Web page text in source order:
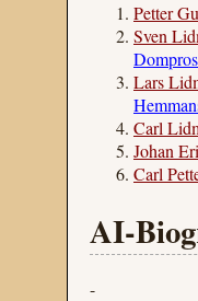
Petter
Sven
Lars
Carl
Johan
Carl
AI-
-